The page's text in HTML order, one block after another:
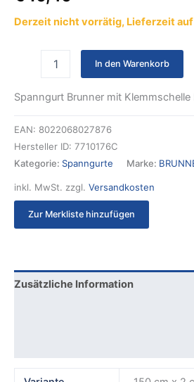
Derzeit nicht vorrätig, Lieferzeit
In den Warenkorb
Spanngurt Brunner mit
EAN: 8022068027876
Hersteller ID: 7710176C
Kategorie: Spanngurte Marke:
inkl. MwSt. zzgl. Versandkosten
Zur Merkliste hinzufügen
Zusätzliche Information